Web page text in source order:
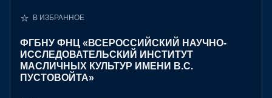
В ИЗБРАННОЕ
ФГБНУ ФНЦ «ВСЕРОССИЙСКИЙ НАУЧНО-
ИССЛЕДОВАТЕЛЬСКИЙ ИНСТИТУТ
МАСЛИЧНЫХ КУЛЬТУР ИМЕНИ В.С.
ПУСТОВОЙТА»